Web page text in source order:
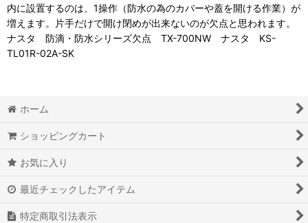
内に設置するのは、1操作（防水の為のカバーや蓋を開ける作業）が
増えます。片手だけで開け閉めが出来ないのが欠点と思われます。
ナスタ 防滴・防水シリーズ欠点 TX-700NW ナスタ KS-
TL01R-02A-SK
ホーム
ショッピングカート
お気に入り
最近チェックしたアイテム
特定商取引法表示